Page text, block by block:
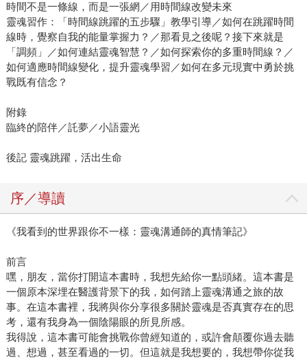
時間不是一條線，而是一張網／用時間線改變未來
靈魂習作：「時間線跳躍的五步驟」教學引導／如何在跳躍時間
線時，覺察自我的能量掌握力？／那看見之後呢？接下來就是
「調頻」／如何連結靈魂智慧？／如何探索你的多重時間線？／
如何適應時間線變化，提升靈魂學習／如何在多元現實中勇於挑
戰既有信念？
附錄
臨終的陪伴／託夢／小語靈光
後記 靈魂跳躍，活出生命
序／導讀
《我看到的世界跟你不一樣：靈魂溝通師的真情筆記》
前言
嘿，朋友，當你打開這本書時，我想先給你一點頭緒。這本書是
一個原本深埋在醫護背景下的我，如何踏上靈魂溝通之旅的故
事。在這本書裡，我將與你分享很多關於靈魂是否真實存在的思
考，還有我身為一個陰陽眼的所見所感。
我得說，這本書可能會挑戰你曾經知道的，或許會顛覆你過去聽
過、想過，甚至看過的一切。但這就是我想要的，我想帶你從我